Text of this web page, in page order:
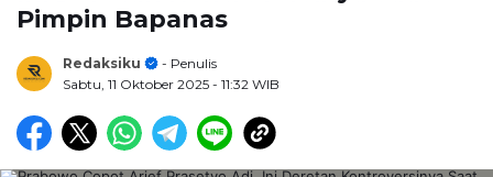
Pimpin Bapanas
Redaksiku
- Penulis
Sabtu, 11 Oktober 2025 - 11:32 WIB